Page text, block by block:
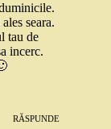
seara.
tau de
incerc.
RĂSPUNDE